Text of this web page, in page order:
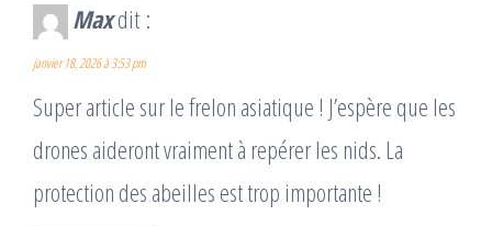
Maxdit :
janvier 18, 2026 à 3:53 pm
Super article sur le frelon asiatique ! J’espère que les
drones aideront vraiment à repérer les nids. La
protection des abeilles est trop importante !